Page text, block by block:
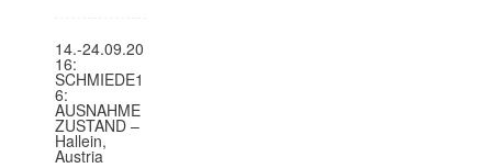
14.-24.09.20
16:
SCHMIEDE1
6:
AUSNAHME
ZUSTAND –
Hallein,
Austria